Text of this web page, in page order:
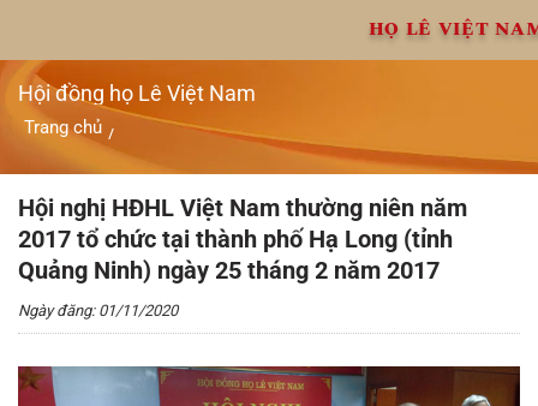
nội
dung
HỌ LÊ VIỆT
Hội đồng họ Lê Việt Nam
Trang chủ /
Hội nghị HĐHL Việt Nam thường niên năm 2017 tổ chức tại
thành phố Hạ Long (tỉnh Quảng Ninh) ngày 25 tháng 2 năm
2017
Hội nghị HĐHL Việt Nam thường niên năm
2017 tổ chức tại thành phố Hạ Long (tỉnh
Quảng Ninh) ngày 25 tháng 2 năm 2017
Ngày đăng: 01/11/2020